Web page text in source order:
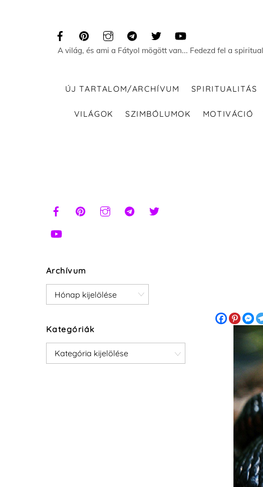
A világ, és ami a Fátyol mögött van... Fedezd fel a
ÚJ TARTALOM/ARCHÍVUM SPIRITUALITÁS
VILÁGOK SZIMBÓLUMOK MOTIVÁCIÓ
Archívum
Archívum
Kategóriák
Kategóriák